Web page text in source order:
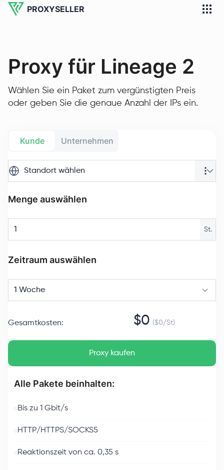
PROXYSELLER
Proxy für Lineage 2
Wählen Sie ein Paket zum vergünstigten Preis
oder geben Sie die genaue Anzahl der IPs ein.
Kunde Unternehmen
Standort wählen
Menge auswählen
St.
Zeitraum auswählen
1 Woche
Gesamtkosten: $0 ($0/St)
Proxy kaufen
Alle Pakete beinhalten:
Bis zu 1 Gbit/s
HTTP/HTTPS/SOCKS5
Reaktionszeit von ca. 0,35 s